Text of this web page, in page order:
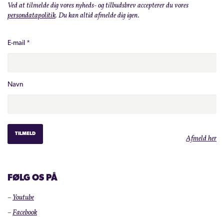
Ved at tilmelde dig vores nyheds- og tilbudsbrev accepterer du vores
persondatapolitik. Du kan altid afmelde dig igen.
E-mail *
Navn
Afmeld her
FØLG OS PÅ
–Youtube
–Facebook